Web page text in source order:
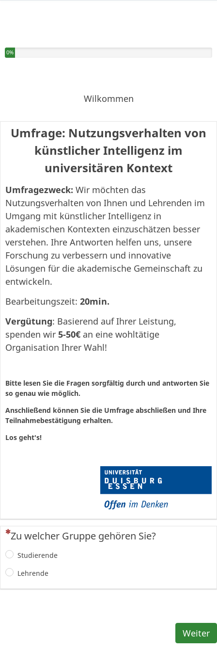
Sie haben 0% dieser Umfrage fertiggestellt.
0%
Wilkommen
Umfrage: Nutzungsverhalten von
künstlicher Intelligenz im
universitären Kontext
Umfragezweck: Wir möchten das
Nutzungsverhalten von Ihnen und Lehrenden im
Umgang mit künstlicher Intelligenz in
akademischen Kontexten einzuschätzen besser
verstehen. Ihre Antworten helfen uns, unsere
Forschung zu verbessern und innovative
Lösungen für die akademische Gemeinschaft zu
entwickeln.
Bearbeitungszeit: 20min.
Vergütung: Basierend auf Ihrer Leistung,
spenden wir 5-50€ an eine wohltätige
Organisation Ihrer Wahl!
Bitte lesen Sie die Fragen sorgfältig durch und antworten Sie
so genau wie möglich.
Anschließend können Sie die Umfrage abschließen und Ihre
Teilnahmebestätigung erhalten.
Los geht's!
(Dies ist eine Pflichtfrage.)
Zu welcher Gruppe gehören Sie?
Studierende
Lehrende
Weiter